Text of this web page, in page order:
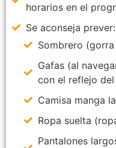
horarios en el
Se aconseja prever:
Sombrero
Gafas (al
con el reflejo del
Camisa manga
Ropa suelta
Pantalones